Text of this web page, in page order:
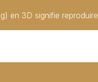
en 3D signifie reproduire